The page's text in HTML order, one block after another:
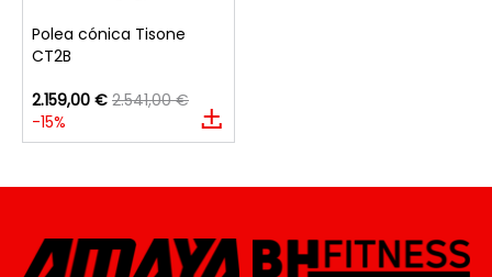
Polea cónica Tisone
CT2B
2.159,00 € 2.541,00 €
-15%